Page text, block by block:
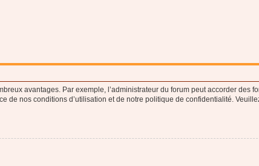
avantages. Par exemple, l’administrateur du forum peut accorder des
de nos conditions d’utilisation et de notre politique de confidentialité.